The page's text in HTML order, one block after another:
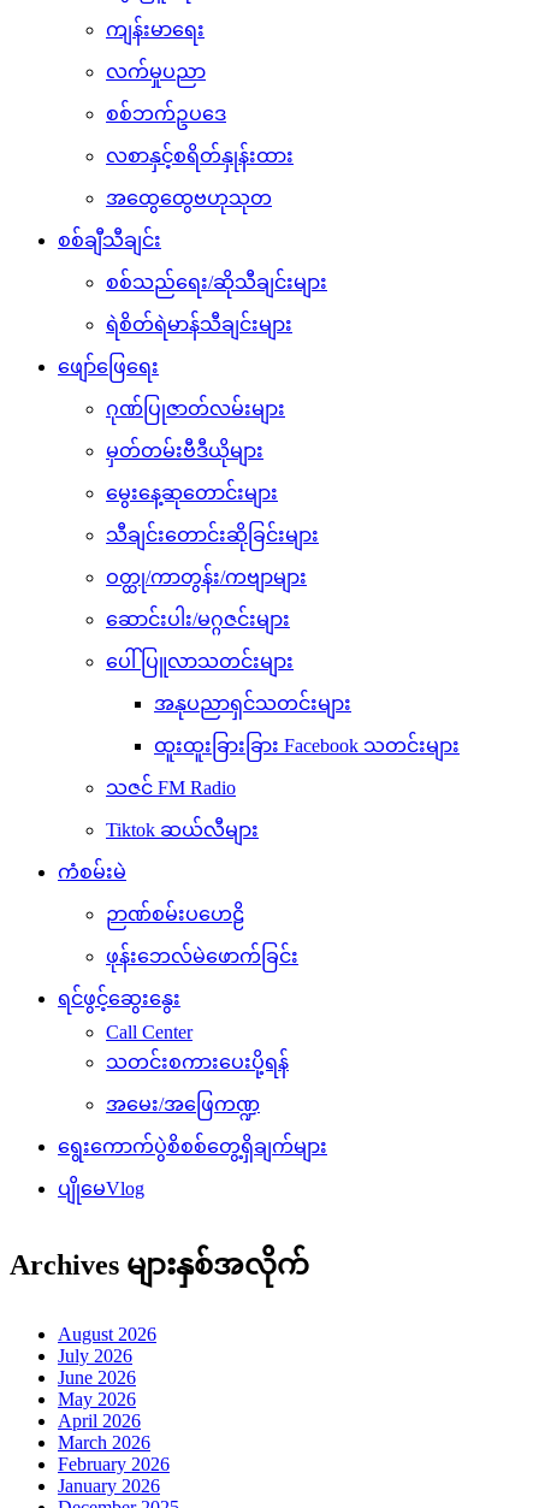
ကျန်းမာရေး
လက်မှုပညာ
စစ်ဘက်ဥပဒေ
လစာနှင့်စရိတ်နှုန်းထား
အထွေထွေဗဟုသုတ
စစ်ချီသီချင်း
စစ်သည်ရေး/ဆိုသီချင်းများ
ရဲစိတ်ရဲမာန်သီချင်းများ
ဖျော်ဖြေရေး
ဂုဏ်ပြုဇာတ်လမ်းများ
မှတ်တမ်းဗီဒီယိုများ
မွေးနေ့ဆုတောင်းများ
သီချင်းတောင်းဆိုခြင်းများ
ဝတ္ထု/ကာတွန်း/ကဗျာများ
ဆောင်းပါး/မဂ္ဂဇင်းများ
ပေါ်ပြူလာသတင်းများ
အနုပညာရှင်သတင်းများ
ထူးထူးခြားခြား Facebook သတင်းများ
သဇင် FM Radio
Tiktok ဆယ်လီများ
ကံစမ်းမဲ
ဉာဏ်စမ်းပဟေဠိ
ဖုန်းဘေလ်မဲဖောက်ခြင်း
ရင်ဖွင့်ဆွေးနွေး
Call Center
သတင်းစကားပေးပို့ရန်
အမေး/အဖြေကဏ္ဍ
ရွေးကောက်ပွဲစိစစ်တွေ့ရှိချက်များ
ပျိုမေVlog
Archives များနှစ်အလိုက်
August 2026
July 2026
June 2026
May 2026
April 2026
March 2026
February 2026
January 2026